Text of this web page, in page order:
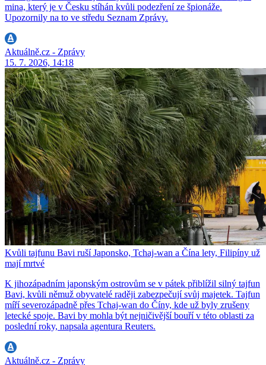
mina, který je v Česku stíhán kvůli podezření ze špionáže.
Upozornily na to ve středu Seznam Zprávy.
Aktuálně.cz - Zprávy
15. 7. 2026, 14:18
Kvůli tajfunu Bavi ruší Japonsko, Tchaj-wan a Čína lety, Filipíny už
mají mrtvé
K jihozápadním japonským ostrovům se v pátek přiblížil silný tajfun
Bavi, kvůli němuž obyvatelé raději zabezpečují svůj majetek. Tajfun
míří severozápadně přes Tchaj-wan do Číny, kde už byly zrušeny
letecké spoje. Bavi by mohla být nejničivější bouří v této oblasti za
poslední roky, napsala agentura Reuters.
Aktuálně.cz - Zprávy